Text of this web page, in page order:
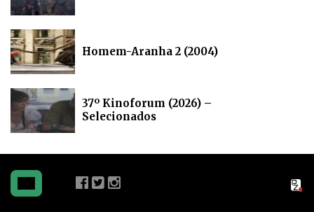
Homem-Aranha 2 (2004)
37º Kinoforum (2026) –
Selecionados